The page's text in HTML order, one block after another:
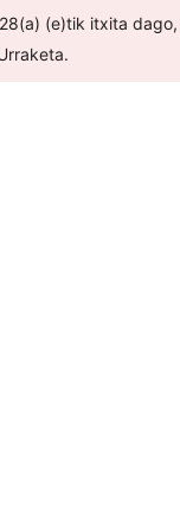
(e)tik itxita